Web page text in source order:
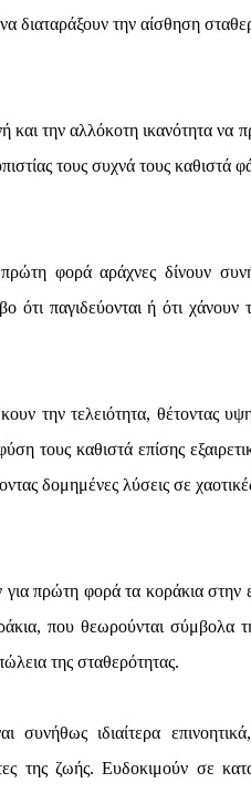
διαταράξουν την αίσθηση
και την αλλόκοτη ικανότητα
τους συχνά τους καθιστά
φορά αράχνες δίνουν
ότι παγιδεύονται ή ότι
την τελειότητα, θέτοντας
τους καθιστά επίσης
δομημένες λύσεις σε
πρώτη φορά τα κοράκια στην
που θεωρούνται σύμβολα
της σταθερότητας.
συνήθως ιδιαίτερα
της ζωής. Ευδοκιμούν σε